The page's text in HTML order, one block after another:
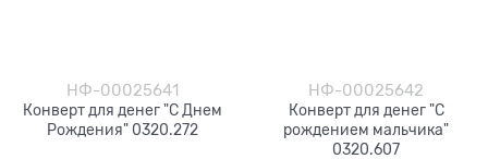
НФ-00025641
Конверт для денег "С Днем
Рождения" 0320.272
НФ-00025642
Конверт для денег "С
рождением мальчика"
0320.607